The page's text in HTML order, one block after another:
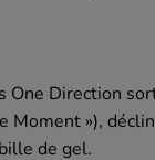
One Direction
Moment »),
de gel.